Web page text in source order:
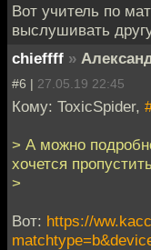
Вот учитель по
выслушивать
chieffff »
#6 | 27.05.19 22:45
Кому: ToxicSpider,
> А можно
хочется
>
Вот: https://